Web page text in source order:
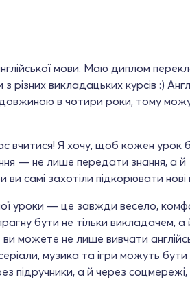
мови. Маю диплом
різних викладацьких курсів :)
в чотири роки, тому
вчитися! Я хочу, щоб кожен урок
— не лише передати знання, а й
самі захотіли підкорювати
уроки — це завжди весело,
бути не тільки викладачем,
можете не лише вивчати
музика та ігри можуть
підручники, а й через соцмережі,